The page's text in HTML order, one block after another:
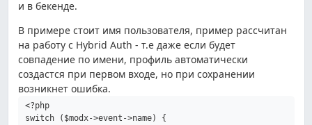
и в бекенде.
В примере стоит имя пользователя, пример рассчитан
на работу с Hybrid Auth - т.е даже если будет
совпадение по имени, профиль автоматически
создастся при первом входе, но при сохранении
возникнет ошибка.
<?php
switch ($modx->event->name) {